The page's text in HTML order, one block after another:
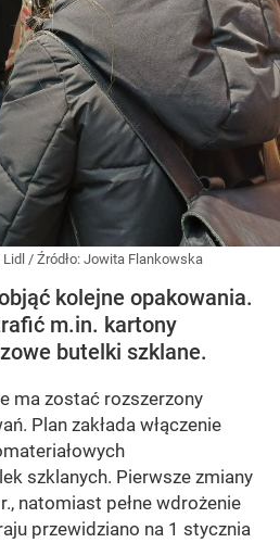
/ Źródło: Jowita Flankowska
kolejne opakowania.
m.in. kartony
butelki szklane.
ma zostać rozszerzony
Plan zakłada włączenie
szklanych. Pierwsze zmiany
natomiast pełne wdrożenie
przewidziano na 1 stycznia